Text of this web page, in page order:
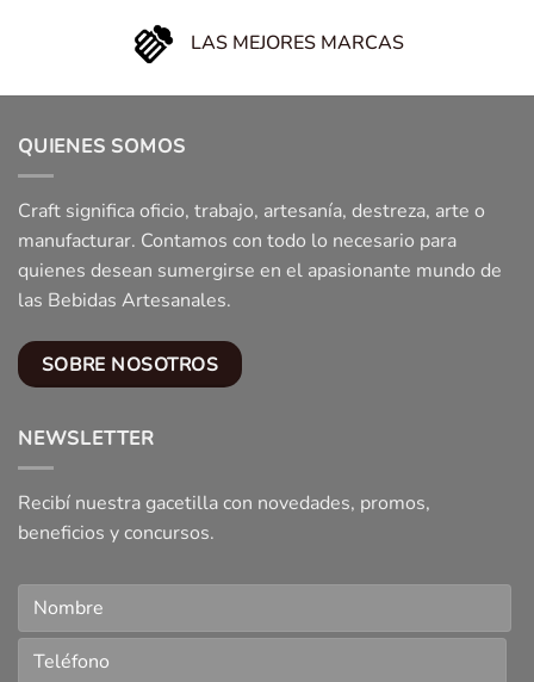
LAS MEJORES MARCAS
QUIENES SOMOS
Craft significa oficio, trabajo, artesanía, destreza, arte o
manufacturar. Contamos con todo lo necesario para
quienes desean sumergirse en el apasionante mundo de
las Bebidas Artesanales.
SOBRE NOSOTROS
NEWSLETTER
Recibí nuestra gacetilla con novedades, promos,
beneficios y concursos.